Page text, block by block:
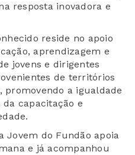
resposta inovadora e
reside no apoio
aprendizagem e
jovens e dirigentes
de territórios
promovendo a igualdade
capacitação e
Jovem do Fundão apoia
e já acompanhou